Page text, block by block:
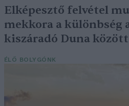
Elképesztő felvétel
mekkora a különbség
kiszáradó Duna között
ÉLŐ BOLYGÓNK